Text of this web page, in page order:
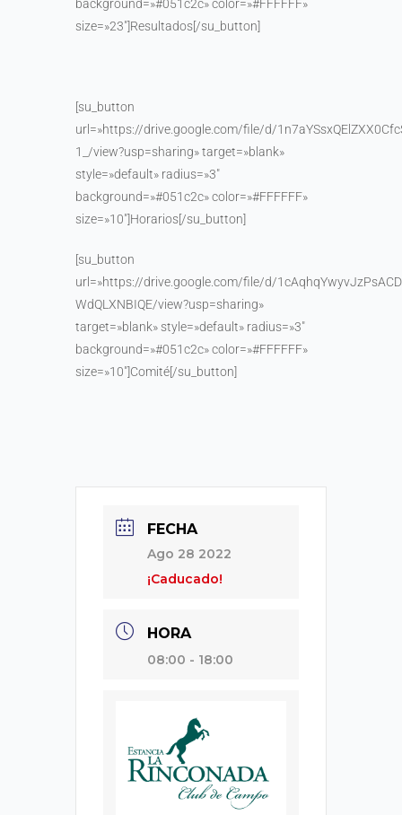
background=»#051c2c» color=»#FFFFFF»
size=»23″]Resultados[/su_button]
[su_button
url=»https://drive.google.com/file/d/
1_/view?usp=sharing» target=»blank»
style=»default» radius=»3″
background=»#051c2c» color=»#FFFFFF»
size=»10″]Horarios[/su_button]
[su_button
url=»https://drive.google.com/file/d/
WdQLXNBIQE/view?usp=sharing»
target=»blank» style=»default» radius=»3″
background=»#051c2c» color=»#FFFFFF»
size=»10″]Comité[/su_button]
FECHA
Ago 28 2022
¡Caducado!
HORA
08:00 - 18:00